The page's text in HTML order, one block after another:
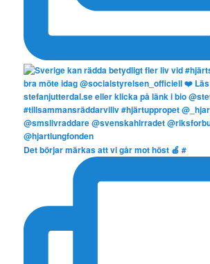
Det börjar märkas att vi går mot höst 🍎 #